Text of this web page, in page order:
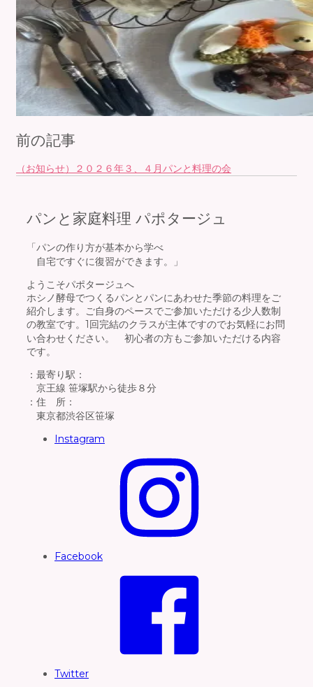
前の記事
（お知らせ）２０２６年３、４月パンと料理の会
パンと家庭料理 パポタージュ
「パンの作り方が基本から学べ
自宅ですぐに復習ができます。」
ようこそパポタージュへ
ホシノ酵母でつくるパンとパンにあわせた季節の料理をご
紹介します。ご自身のペースでご参加いただける少人数制
の教室です。1回完結のクラスが主体ですのでお気軽にお問
い合わせください。 初心者の方もご参加いただける内容
です。
：最寄り駅：
京王線 笹塚駅から徒歩８分
：住 所：
東京都渋谷区笹塚
Instagram
Facebook
Twitter